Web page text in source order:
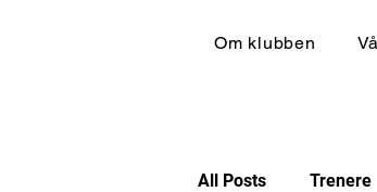
Om klubben
All Posts Trenere